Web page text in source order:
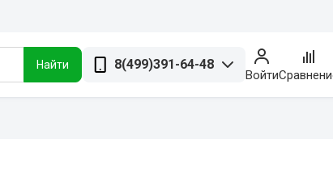
Найти 8(499)391-64-48
Войти